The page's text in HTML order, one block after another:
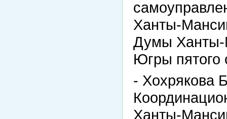
Ханты-
Думы Ханты-
Югры пятого
- Хохрякова
Ханты-